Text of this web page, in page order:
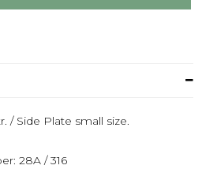
/ Side Plate small size.
28A / 316